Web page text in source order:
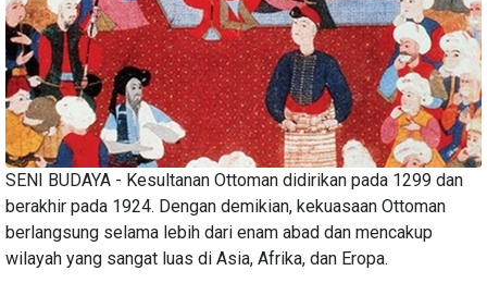
SENI BUDAYA - Kesultanan Ottoman didirikan pada 1299 dan
berakhir pada 1924. Dengan demikian, kekuasaan Ottoman
berlangsung selama lebih dari enam abad dan mencakup
wilayah yang sangat luas di Asia, Afrika, dan Eropa.